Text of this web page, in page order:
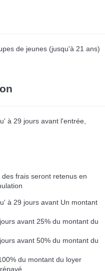
de jeunes (jusqu'à 21 ans)
à 29 jours avant l'entrée,
frais seront retenus en
à 29 jours avant Un montant
avant 25% du montant du
avant 50% du montant du
du montant du loyer